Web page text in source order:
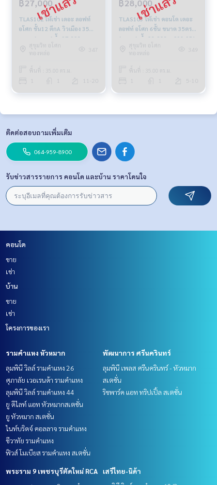
฿27,000
TLAS102 ให้เช่า เดอะ ลอฟท์
อโศก ชั้น12 ตึกA วิวเมือง 35
ตร.ม. 1นอน 1น้ำ 27,000บ.
091-942-6249
สุขุมวิท อโศก
ทองหล่อ
347
พื้นที่ : 35.00 ตร.ม.
11-20
฿28,000
TLAS103 ให้เช่า คอนโด เดอะ
ลอฟท์ อโศก 6ชั้น ขนาด 35ตรม.
1นอน 1 น้ำ 28,000บ. 099-251-
6615สุขุมวิท อโศก
ทองหล่อ
349
พื้นที่ : 35.00 ตร.ม.
5-10
ติดต่อสอบถามเพิ่มเติม
064-959-8900
รับข่าวสารรายการ คอนโด และบ้าน ราคาโดนใจ
คอนโด
ขาย
เช่า
บ้าน
ขาย
เช่า
โครงการของเรา
รามคำแหง หัวหมาก
ลุมพินี วิลล์ รามคำแหง 26
ศุภาลัย เวอเรนด้า รามคำแหง
ลุมพินี วิลล์ รามคำแหง 44
ยู ดีไลท์ แอท หัวหมากสเตชั่น
ยู หัวหมาก สเตชั่น
ไนท์บริดจ์ คอลลาจ รามคำแหง
ชีวาทัย รามคำแหง
ฟิวส์ โมเบียส รามคำแหง สเตชั่น
พัฒนาการ ศรีนครินทร์
ลุมพินี เพลส ศรีนครินทร์ - หัวหมาก
สเตชั่น
ริชพาร์ค แอท ทริปเปิ้ล สเตชั่น
พระราม 9 เพชรบุรีตัดใหม่ RCA
เสรีไทย-นิด้า